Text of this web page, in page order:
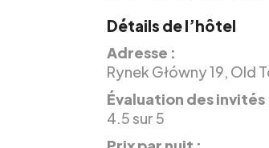
Détails de l’hôtel
Adresse :
Rynek Główny 19, Old
Évaluation des invités
4.5 sur 5